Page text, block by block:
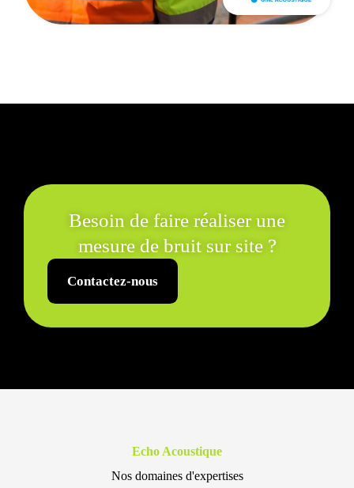
Besoin de faire réaliser une
mesure de bruit sur site ?
Contactez-nous
Echo Acoustique
Nos domaines d'expertises